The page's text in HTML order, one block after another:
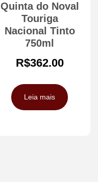
Quinta do Noval
Touriga
Nacional Tinto
750ml
R$362.00
Leia mais